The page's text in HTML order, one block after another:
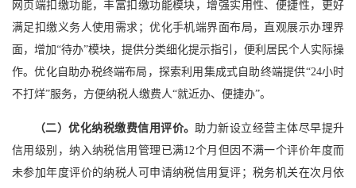
网页端扣缴功能，丰富扣缴功能模块，增强实用性、便捷性，更好
满足扣缴义务人使用需求；优化手机端界面布局，直观展示办理界
面，增加“待办”模块，提供分类细化提示指引，便利居民个人实际操
作。优化自助办税终端布局，探索利用集成式自助终端提供“24小时
不打烊”服务，方便纳税人缴费人“就近办、便捷办”。
（二）优化纳税缴费信用评价。助力新设立经营主体尽早提升
信用级别，纳入纳税信用管理已满12个月但因不满一个评价年度而
未参加年度评价的纳税人可申请纳税信用复评；税务机关在次月依